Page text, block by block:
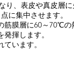
り、表皮や真皮層
に集中させます。
筋膜層に60～70℃の
揮します。
います。